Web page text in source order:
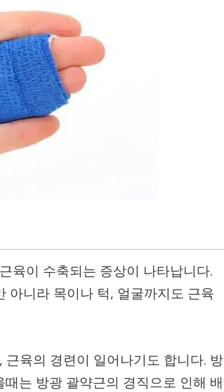
육이 수축되는 증상이 나타납니다.
아니라 목이나 턱, 얼굴까지도 근육
육의 경련이 일어나기도 합니다. 방
는 방광 괄약근의 경직으로 인해 배